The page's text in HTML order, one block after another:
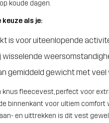
koude dagen.
keuze als je:
is voor uiteenlopende
wisselende
gemiddeld gewicht met veel
knus fleecevest, perfect voor
binnenkant voor ultiem
en uittrekken is dit vest